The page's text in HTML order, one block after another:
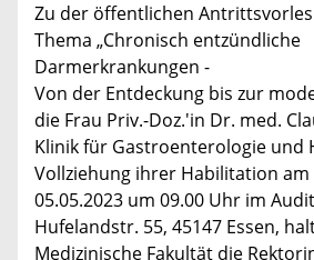
Zu der öffentlichen
Thema „Chronisch entzündliche
Darmerkrankungen -
Von der Entdeckung bis zur
die Frau Priv.-Doz.'in Dr. med.
Klinik für Gastroenterologie und
Vollziehung ihrer Habilitation am
05.05.2023 um 09.00 Uhr im
Hufelandstr. 55, 45147 Essen,
Medizinische Fakultät die